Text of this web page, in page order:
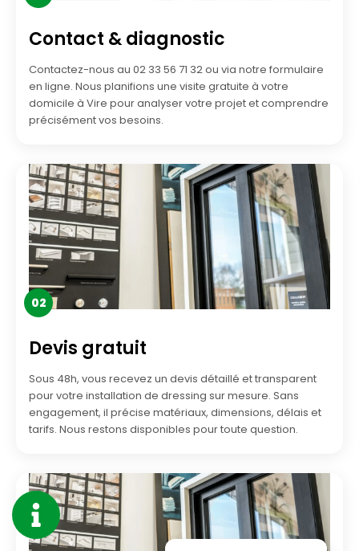
Contact & diagnostic
Contactez-nous au 02 33 56 71 32 ou via notre formulaire
en ligne. Nous planifions une visite gratuite à votre
domicile à Vire pour analyser votre projet et comprendre
précisément vos besoins.
02
Devis gratuit
Sous 48h, vous recevez un devis détaillé et transparent
pour votre installation de dressing sur mesure. Sans
engagement, il précise matériaux, dimensions, délais et
tarifs. Nous restons disponibles pour toute question.